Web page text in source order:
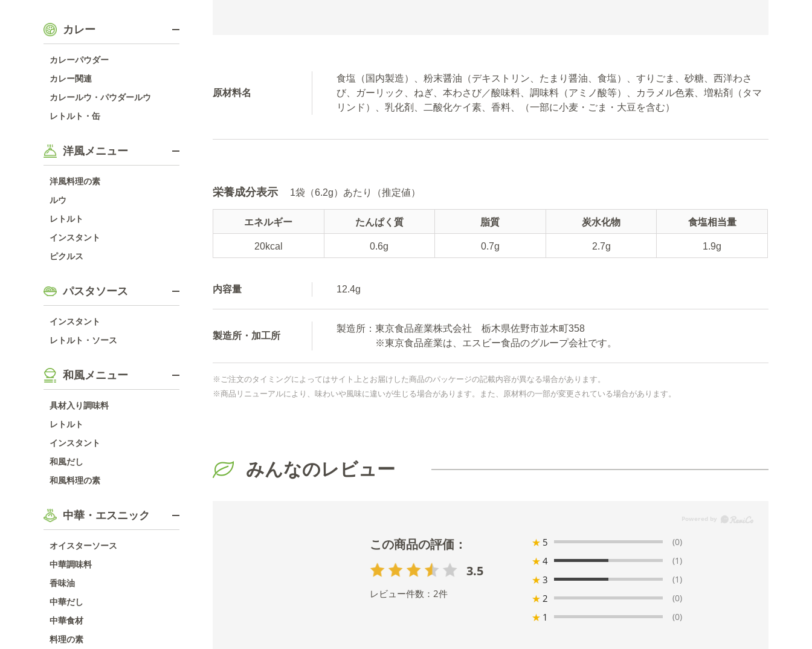
カレー
カレーパウダー
カレー関連
カレールウ・パウダールウ
レトルト・缶
洋風メニュー
洋風料理の素
ルウ
レトルト
インスタント
ピクルス
パスタソース
インスタント
レトルト・ソース
和風メニュー
具材入り調味料
レトルト
インスタント
和風だし
和風料理の素
中華・エスニック
オイスターソース
中華調味料
香味油
中華だし
中華食材
料理の素
原材料名
食塩（国内製造）、粉末醤油（デキストリン、たまり醤油、食塩）、すりごま、砂糖、西洋わさ
び、ガーリック、ねぎ、本わさび／酸味料、調味料（アミノ酸等）、カラメル色素、増粘剤（タマ
リンド）、乳化剤、二酸化ケイ素、香料、（一部に小麦・ごま・大豆を含む）
栄養成分表示 1袋（6.2g）あたり（推定値）
エネルギー
20kcal
たんぱく質
0.6g
脂質
0.7g
炭水化物
2.7g
食塩相当量
1.9g
内容量 12.4g
製造所・加工所
製造所：東京食品産業株式会社 栃木県佐野市並木町358
※東京食品産業は、エスビー食品のグループ会社です。
※ご注文のタイミングによってはサイト上とお届けした商品のパッケージの記載内容が異なる場合があります。
※商品リニューアルにより、味わいや風味に違いが生じる場合があります。また、原材料の一部が変更されている場合があります。
みんなのレビュー
3.5
レビュー件数： 2件
★ 5 (0)
★ 4 (1)
★ 3 (1)
★ 2 (0)
★ 1 (0)